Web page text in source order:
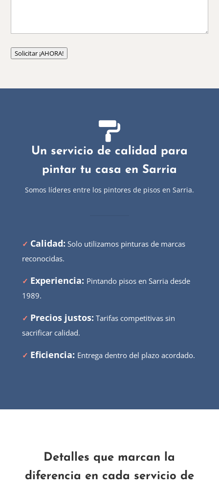
Solicitar ¡AHORA!

Un servicio de calidad para
pintar tu casa en Sarria
Somos líderes entre los pintores de pisos en Sarria.
✓ Calidad: Solo utilizamos pinturas de marcas
reconocidas.
✓ Experiencia: Pintando pisos en Sarria desde
1989.
✓ Precios justos: Tarifas competitivas sin
sacrificar calidad.
✓ Eficiencia: Entrega dentro del plazo acordado.
Detalles que marcan la
diferencia en cada servicio de